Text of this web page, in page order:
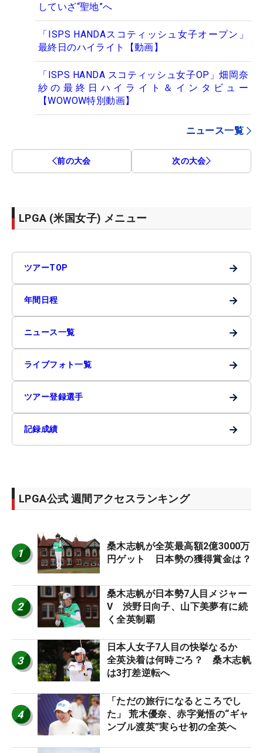
していざ“聖地”へ
「ISPS HANDAスコティッシュ女子オープン」
最終日のハイライト【動画】
「ISPS HANDA スコティッシュ女子OP」畑岡奈
紗の最終日ハイライト＆インタビュー
【WOWOW特別動画】
ニュース一覧
前の大会 次の大会
LPGA (米国女子) メニュー
ツアーTOP →
年間日程 →
ニュース一覧 →
ライブフォト一覧 →
ツアー登録選手 →
記録成績 →
LPGA公式 週間アクセスランキング
1
桑木志帆が全英最高額2億3000万
円ゲット 日本勢の獲得賞金は？
2
桑木志帆が日本勢7人目メジャー
V 渋野日向子、山下美夢有に続
く全英制覇
3
日本人女子7人目の快挙なるか
全英決着は何時ごろ？ 桑木志帆
は3打差逆転へ
4
「ただの旅行になるところでし
た」 荒木優奈、赤字覚悟の“ギャ
ンブル渡英”実らせ初の全英へ